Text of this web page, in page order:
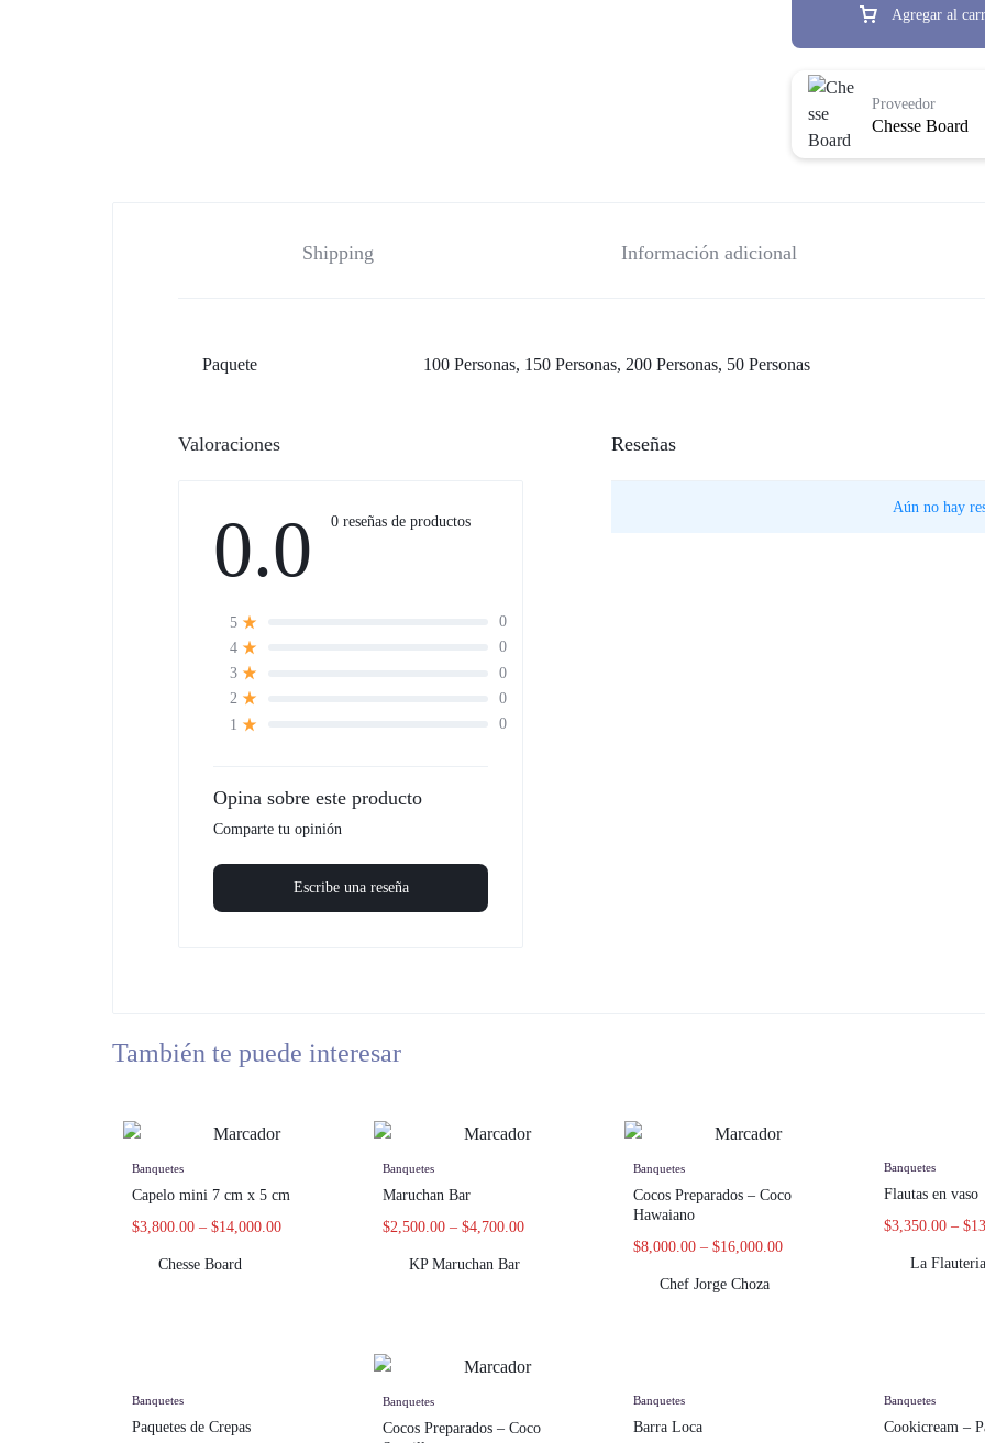
Agregar al
Chesse Board
Proveedor
Shipping Información adicional
Paquete 100 Personas, 150 Personas, 200 Personas, 50 Personas
Valoraciones
0.0 0 reseñas de productos
5
0
4
0
3
0
2
0
1
0
Opina sobre este producto
Comparte tu opinión
Escribe una reseña
Reseñas
Aún no hay
También te puede interesar
Banquetes
Capelo mini 7 cm x 5 cm
$3,800.00 – $14,000.00
Chesse Board
Banquetes
Maruchan Bar
$2,500.00 – $4,700.00
KP Maruchan Bar
Banquetes
Cocos Preparados – Coco
Hawaiano
$8,000.00 – $16,000.00
Chef Jorge Choza
Banquetes
Flautas en vaso
$3,350.00 – $
La Flauteria
Banquetes
Paquetes de Crepas
Banquetes
Cocos Preparados – Coco
Banquetes
Barra Loca
Banquetes
Cookicream –